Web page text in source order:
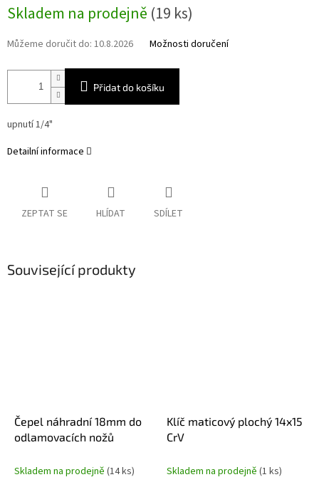
cena:
Skladem na prodejně (19 ks)
Můžeme doručit do: 10.8.2026 Možnosti doručení
Přidat do košíku
upnutí 1/4"
Detailní informace
ZEPTAT SE HLÍDAT SDÍLET
Související produkty
Čepel náhradní 18mm do
odlamovacích nožů
Skladem na prodejně (14 ks)
Klíč maticový plochý 14x15
CrV
Skladem na prodejně (1 ks)